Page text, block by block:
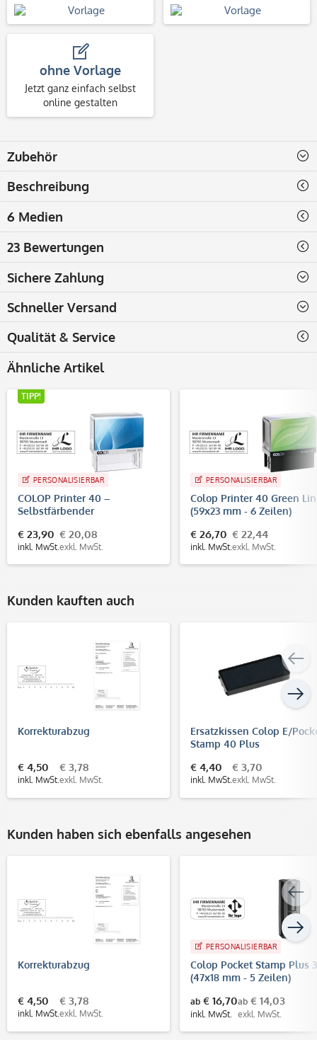
ohne Vorlage
Jetzt ganz einfach selbst
online gestalten
Zubehör
Beschreibung
6 Medien
23 Bewertungen
Sichere Zahlung
Schneller Versand
Qualität & Service
Ähnliche Artikel
TIPP!
PERSONALISIERBAR
COLOP Printer 40 –
Selbstfärbender
bis 6 Zeilen
€ 23,90
inkl. MwSt.
€ 20,08
exkl. MwSt.
PERSONALISIERBAR
Colop Printer 40 Green
(59x23 mm - 6 Zeilen)
€ 26,70
inkl. MwSt.
€ 22,44
exkl. MwSt.
Kunden kauften auch
Korrekturabzug
€ 4,50
inkl. MwSt.
€ 3,78
exkl. MwSt.
Ersatzkissen Colop E/
Stamp 40 Plus
€ 4,40
inkl. MwSt.
€ 3,70
exkl. MwSt.
Kunden haben sich ebenfalls angesehen
Korrekturabzug
€ 4,50
inkl. MwSt.
€ 3,78
exkl. MwSt.
PERSONALISIERBAR
Colop Pocket Stamp Plus
(47x18 mm - 5 Zeilen)
ab € 16,70
inkl. MwSt.
ab € 14,03
exkl. MwSt.